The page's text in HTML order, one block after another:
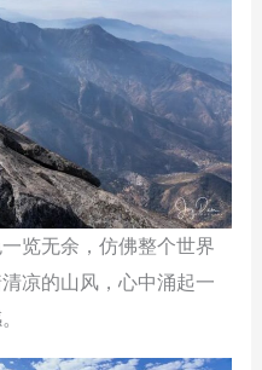
览无余，仿佛整个世界
凉的山风，心中涌起一